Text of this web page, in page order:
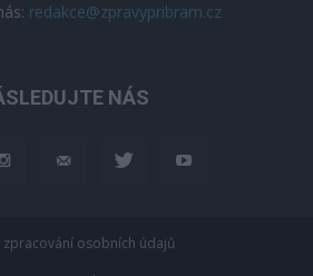
redakce@zpravypribram.cz
NÁS
zpracování osobních údajů